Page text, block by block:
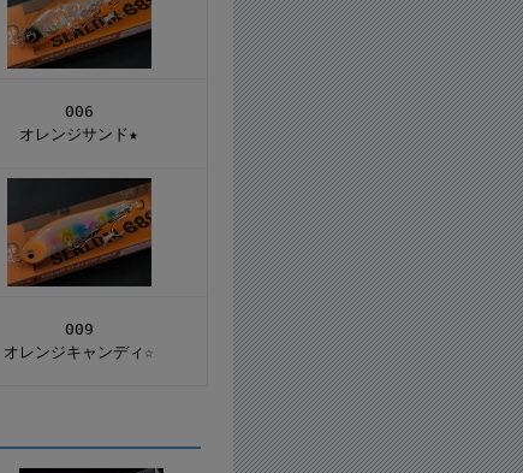
006
オレンジサンド★
009
オレンジキャンディ☆